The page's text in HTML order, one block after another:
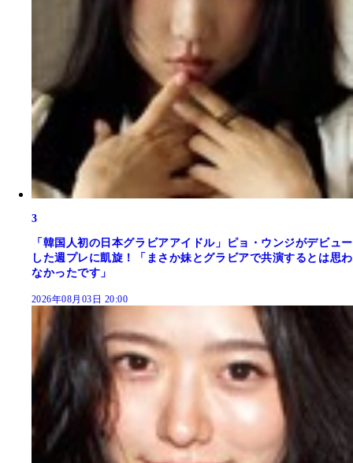
3
「韓国人初の日本グラビアアイドル」ピョ・ウンジがデビュー
した週プレに凱旋！「まさか妹とグラビアで共演するとは思わ
なかったです」
2026年08月03日 20:00